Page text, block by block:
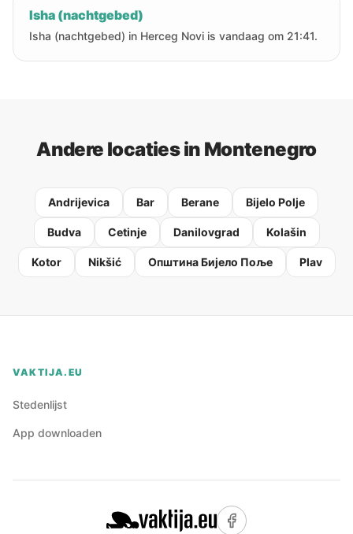
Isha (nachtgebed)
Isha (nachtgebed) in Herceg Novi is vandaag om 21:41.
Andere locaties in Montenegro
Andrijevica Bar Berane Bijelo Polje
Budva Cetinje Danilovgrad Kolašin
Kotor Nikšić Oпштина Бијело Поље Plav
VAKTIJA.EU
Stedenlijst
App downloaden